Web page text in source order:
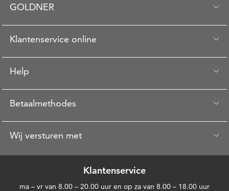
GOLDNER
Klantenservice online
Help
Betaalmethodes
Wij versturen met
Klantenservice
ma – vr van 8.00 – 20.00 uur en op za van 8.00 – 18.00 uur